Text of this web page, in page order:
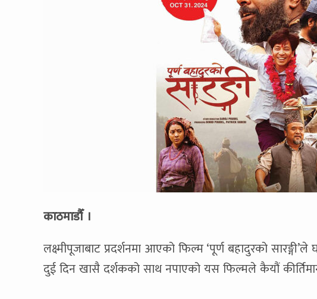
काठमाडौँ ।
लक्ष्मीपूजाबाट प्रदर्शनमा आएको फिल्म ‘पूर्ण बहादुरको
दुई दिन खासै दर्शकको साथ नपाएको यस फिल्मले कैयौं